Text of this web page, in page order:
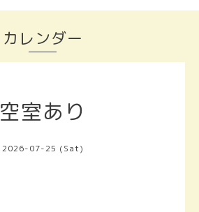
カレンダー
空室あり
2026-07-25 (Sat)